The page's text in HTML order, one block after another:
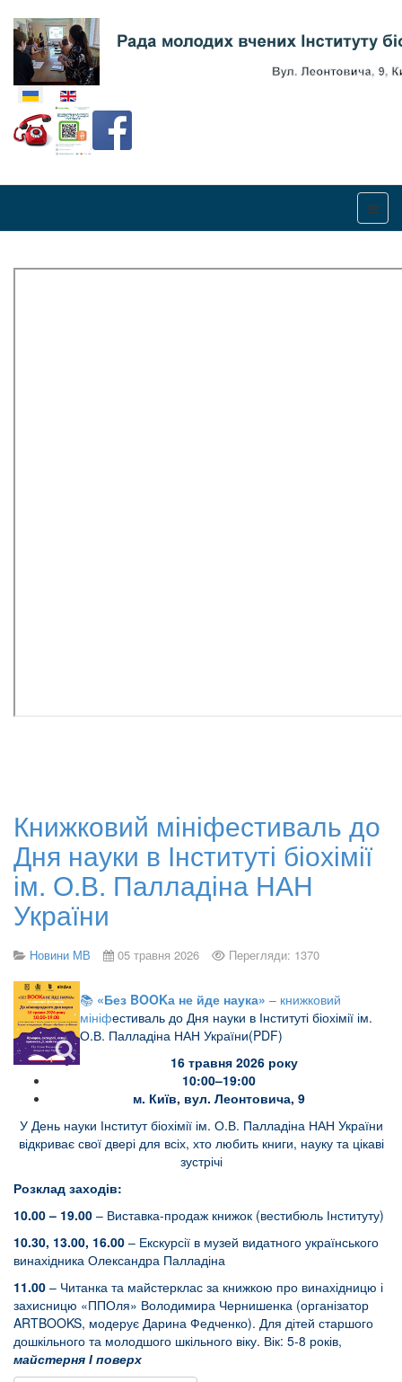
Оберіть свою мову
Книжковий мініфестиваль до
Дня науки в Інституті біохімії
ім. О.В. Палладіна НАН
України
Новини МВ 05 травня 2026 Перегляди: 1370
📚 «Без BOOKа не йде наука» – книжковий
мініфестиваль до Дня науки в Інституті біохімії ім.
О.В. Палладіна НАН України(PDF)
16 травня 2026 року
10:00–19:00
м. Київ, вул. Леонтовича, 9
У День науки Інститут біохімії ім. О.В. Палладіна НАН України
відкриває свої двері для всіх, хто любить книги, науку та цікаві
зустрічі
Розклад заходів:
10.00 – 19.00 – Виставка-продаж книжок (вестибюль Інституту)
10.30, 13.00, 16.00 – Екскурсії в музей видатного українського
винахідника Олександра Палладіна
11.00 – Читанка та майстерклас за книжкою про винахідницю і
захисницю «ППОля» Володимира Чернишенка (організатор
ARTBOOKS, модерує Дарина Федченко). Для дітей старшого
дошкільного та молодшого шкільного віку. Вік: 5-8 років,
майстерня І поверх